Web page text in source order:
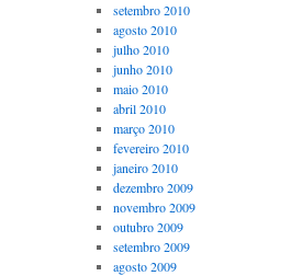
setembro 2010
agosto 2010
julho 2010
junho 2010
maio 2010
abril 2010
março 2010
fevereiro 2010
janeiro 2010
dezembro 2009
novembro 2009
outubro 2009
setembro 2009
agosto 2009